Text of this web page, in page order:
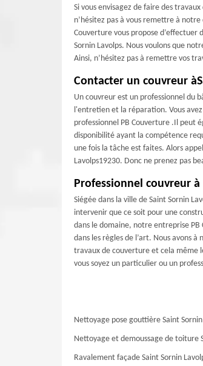
Si vous envisagez de faire des
n’hésitez pas à vous remettre à
Couverture vous propose
Sornin Lavolps. Nous voulons que
Ainsi, n’hésitez pas à remettre vos
Contacter un couvreur
Un couvreur est un professionnel du
l'entretien et la réparation. Vous
professionnel PB Couverture .Il peut
disponibilité ayant la compétence
une fois la tâche est faites. Alors
Lavolps19230. Donc ne prenez pas
Professionnel couvreur
Siégée dans la ville de Saint Sornin
intervenir que ce soit pour une
dans le domaine, notre entreprise
dans les règles de l’art. Nous avons
travaux de couverture et cela même
vous soyez un particulier ou un
Nettoyage pose gouttière Saint
Nettoyage et demoussage de toiture
Ravalement façade Saint Sornin